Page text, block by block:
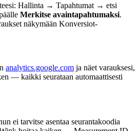
Hallinta → Tapahtumat → etsi
Merkitse avaintapahtumaksi.
näkymään Konversiot-
analytics.google.com ja näet varauksesi,
— kaikki seurataan automaattisesti
ei tarvitse asentaa seurantakoodia